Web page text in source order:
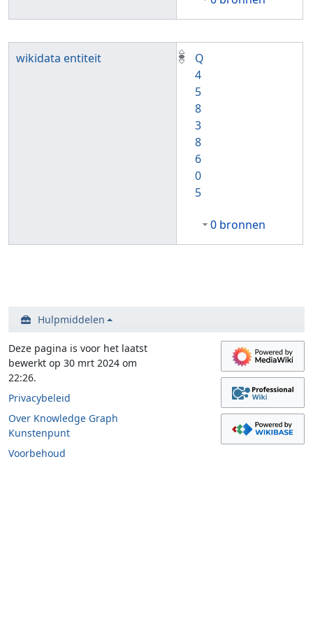
wikidata entiteit
Q
4
5
8
3
8
6
0
5
0 bronnen
Hulpmiddelen
Deze pagina is voor het laatst
bewerkt op 30 mrt 2024 om
22:26.
Privacybeleid
Over Knowledge Graph
Kunstenpunt
Voorbehoud